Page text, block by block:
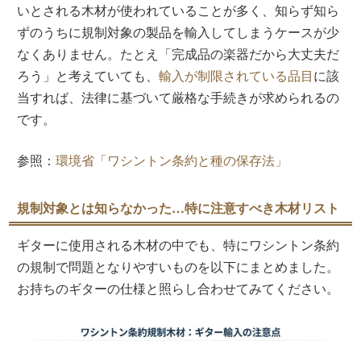
いとされる木材が使われていることが多く、知らず知ら
ずのうちに規制対象の製品を輸入してしまうケースが少
なくありません。たとえ「完成品の楽器だから大丈夫だ
ろう」と考えていても、輸入が制限されている品目に該
当すれば、法律に基づいて厳格な手続きが求められるの
です。
参照：環境省「ワシントン条約と種の保存法」
規制対象とは知らなかった…特に注意すべき木材リスト
ギターに使用される木材の中でも、特にワシントン条約
の規制で問題となりやすいものを以下にまとめました。
お持ちのギターの仕様と照らし合わせてみてください。